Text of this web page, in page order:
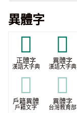
異體字
𧤗
正體字
漢語大字典
𧳩
異體字
漢語大字典
𧳲
戶籍異體
戶籍文字
𧳲
異體字
台灣教育部